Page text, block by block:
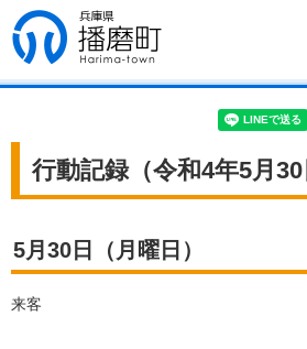
兵庫県 播磨
町
行動記録（令和4年5月30
5月30日（月曜日）
来客